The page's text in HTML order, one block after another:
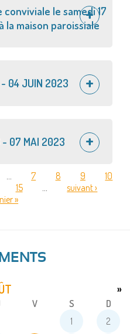
le samedi 17
la maison paroissiale
04 JUIN 2023
- 07 MAI 2023
… 7 8 9
10
15 …
suivant ›
»
»
V S
D
1
2